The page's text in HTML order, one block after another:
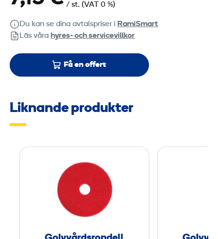
/ st. (VAT 0 %)
Du kan se dina avtalspriser i RamiSmart
Läs våra hyres‑ och servicevillkor
Få en offert
Liknande produkter
v
å
r